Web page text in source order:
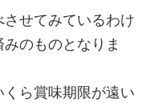
せてみているわけ
のものとなりま
ら賞味期限が遠い